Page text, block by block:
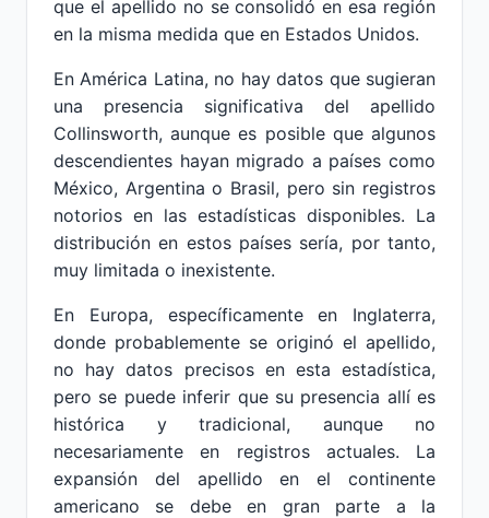
que el apellido no se consolidó en esa región
en la misma medida que en Estados Unidos.
En América Latina, no hay datos que sugieran
una presencia significativa del apellido
Collinsworth, aunque es posible que algunos
descendientes hayan migrado a países como
México, Argentina o Brasil, pero sin registros
notorios en las estadísticas disponibles. La
distribución en estos países sería, por tanto,
muy limitada o inexistente.
En Europa, específicamente en Inglaterra,
donde probablemente se originó el apellido,
no hay datos precisos en esta estadística,
pero se puede inferir que su presencia allí es
histórica y tradicional, aunque no
necesariamente en registros actuales. La
expansión del apellido en el continente
americano se debe en gran parte a la